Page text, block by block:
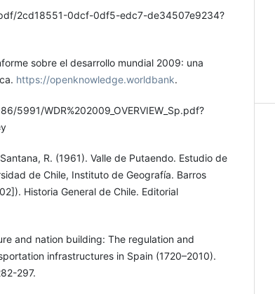
2cd18551-0dcf-0df5-edc7-de34507e9234?
sobre el desarrollo mundial 2009: una
https://openknowledge.worldbank.
5991/WDR%202009_OVERVIEW_Sp.pdf?
R. (1961). Valle de Putaendo. Estudio de
de Chile, Instituto de Geografía. Barros
Historia General de Chile. Editorial
and nation building: The regulation and
infrastructures in Spain (1720–2010).
297.